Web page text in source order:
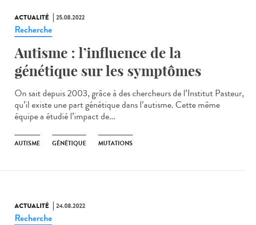
ACTUALITÉ 25.08.2022
Recherche
Autisme : l’influence de la
génétique sur les symptômes
On sait depuis 2003, grâce à des chercheurs de l’Institut Pasteur,
qu’il existe une part génétique dans l’autisme. Cette même
équipe a étudié l’impact de...
AUTISME GÉNÉTIQUE MUTATIONS
ACTUALITÉ 24.08.2022
Recherche